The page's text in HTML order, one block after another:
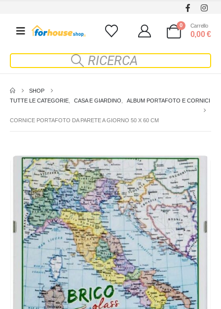
0 Carrello
0,00€
SHOP
TUTTE LE CATEGORIE
CASA E GIARDINO ALBUM PORTAFOTO E CORNICI
CORNICE PORTAFOTO DA PARETE A GIORNO 50 X 60 CM